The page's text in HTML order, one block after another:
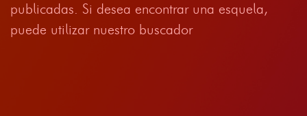
publicadas. Si desea encontrar una esquela,
puede utilizar nuestro buscador